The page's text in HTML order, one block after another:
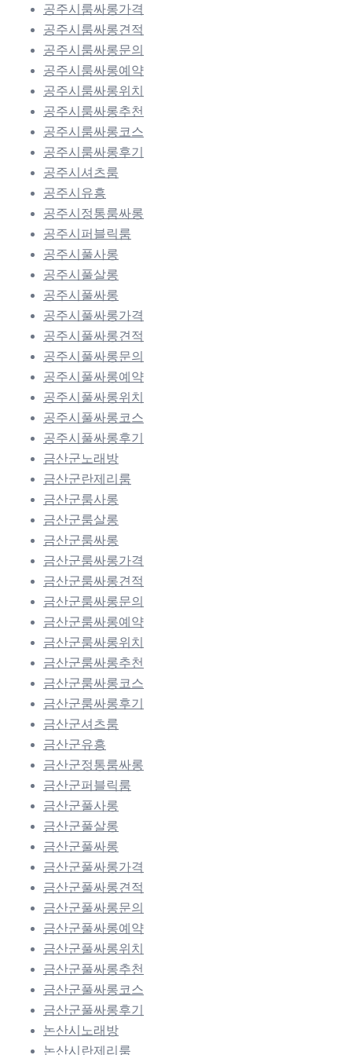
공주시룸싸롱가격
공주시룸싸롱견적
공주시룸싸롱문의
공주시룸싸롱예약
공주시룸싸롱위치
공주시룸싸롱추천
공주시룸싸롱코스
공주시룸싸롱후기
공주시셔츠룸
공주시유흥
공주시정통룸싸롱
공주시퍼블릭룸
공주시풀사롱
공주시풀살롱
공주시풀싸롱
공주시풀싸롱가격
공주시풀싸롱견적
공주시풀싸롱문의
공주시풀싸롱예약
공주시풀싸롱위치
공주시풀싸롱코스
공주시풀싸롱후기
금산군노래방
금산군란제리룸
금산군룸사롱
금산군룸살롱
금산군룸싸롱
금산군룸싸롱가격
금산군룸싸롱견적
금산군룸싸롱문의
금산군룸싸롱예약
금산군룸싸롱위치
금산군룸싸롱추천
금산군룸싸롱코스
금산군룸싸롱후기
금산군셔츠룸
금산군유흥
금산군정통룸싸롱
금산군퍼블릭룸
금산군풀사롱
금산군풀살롱
금산군풀싸롱
금산군풀싸롱가격
금산군풀싸롱견적
금산군풀싸롱문의
금산군풀싸롱예약
금산군풀싸롱위치
금산군풀싸롱추천
금산군풀싸롱코스
금산군풀싸롱후기
논산시노래방
논산시란제리룸